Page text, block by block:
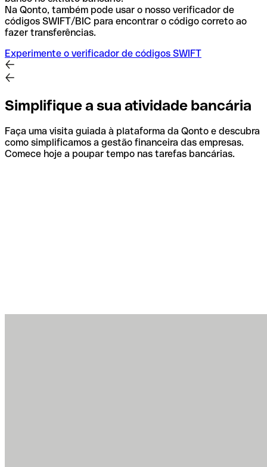
Na Qonto, também pode usar o nosso verificador de
códigos SWIFT/BIC para encontrar o código correto ao
fazer transferências.
Experimente o verificador de códigos SWIFT
Simplifique a sua atividade bancária
Faça uma visita guiada à plataforma da Qonto e descubra
como simplificamos a gestão financeira das empresas.
Comece hoje a poupar tempo nas tarefas bancárias.